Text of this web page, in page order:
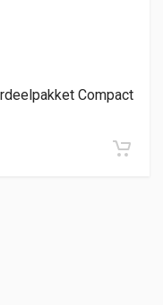
Compact